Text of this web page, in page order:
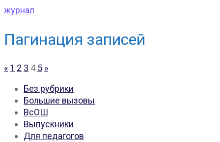
журнал
Пагинация записей
« 1 2 3 4 5 »
Без рубрики
Большие вызовы
ВсОШ
Выпускники
Для педагогов